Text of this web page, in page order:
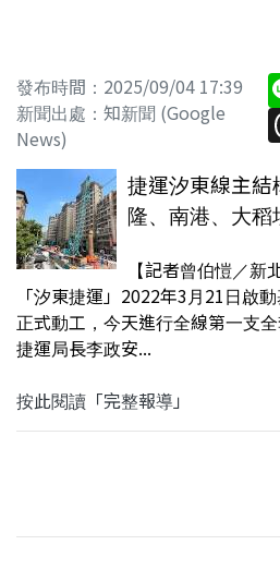
發布時間：2025/09/04 17:39
新聞出處：知新聞 (Google
News)
捷運汐東線主
隆、南港、大稻
【記者曾伯愷／
「汐東捷運」2022年3月21日啟
正式動工，今天進行全線第一支
捷運局長李政安...
按此閱讀「完整報導」